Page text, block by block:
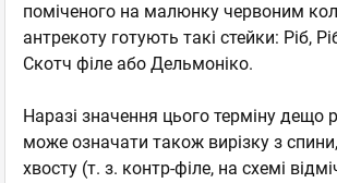
поміченого на малюнку червоним
антрекоту готують такі стейки: Ріб,
Скотч філе або Дельмоніко.
Наразі значення цього терміну дещо
може означати також вирізку з
хвосту (т. з. контр-філе, на схемі